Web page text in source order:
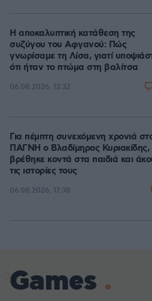
Η αποκαλυπτική κατάθεση της
συζύγου του Αφγανού: Πώς
γνωρίσαμε τη Λίσα, γιατί
ότι ήταν το πτώμα στη βαλίτσα
06.08.2026, 12:32
Για πέμπτη συνεχόμενη χρονιά
ΠΑΓΝΗ ο Βλαδίμηρος Κυριακίδης,
βρέθηκε κοντά στα παιδιά και
τις ιστορίες τους
06.08.2026, 17:38
Games